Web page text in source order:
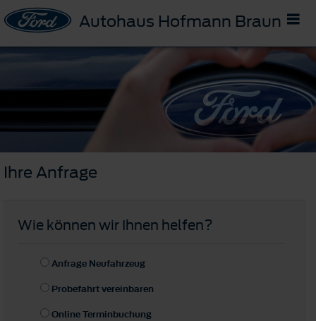
Autohaus Hofmann Braunau
Ihre Anfrage
Wie können wir Ihnen helfen?
Anfrage Neufahrzeug
Probefahrt vereinbaren
Online Terminbuchung